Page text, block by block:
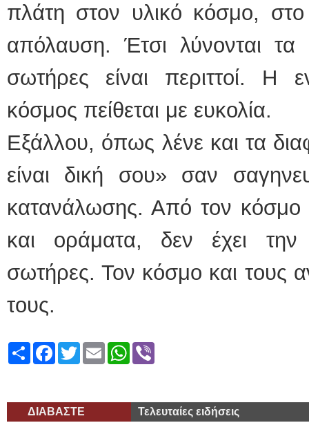
πλάτη στον υλικό κόσμο,
απόλαυση. Έτσι λύνονται
σωτήρες είναι περιττοί. Η
κόσμος πείθεται με ευκολία.
Εξάλλου, όπως λένε και τα
είναι δική σου» σαν
κατανάλωσης. Από τον κόσμο
και οράματα, δεν έχει
σωτήρες. Τον κόσμο και τους
τους.
ShareFacebook
TwitterEmailWhatsApp
ΔΙΑΒΑΣΤΕ Τελευταίες ειδήσεις